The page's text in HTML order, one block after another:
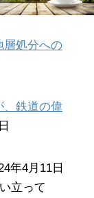
層処分への
鉄道の偉
年4月11日
立って